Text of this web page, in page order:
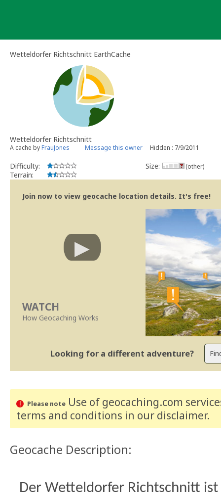
Wetteldorfer Richtschnitt EarthCache
Wetteldorfer Richtschnitt
A cache byFrauJones Message this owner Hidden : 7/9/2011
Difficulty:
Terrain:
Size: (other)
Join now to view geocache location details. It's free!
WATCH
How Geocaching Works
Looking for a different adventure?
Please noteUse of geocaching.com
terms and conditions in our disclaimer.
Geocache Description:
Der Wetteldorfer Richtschnitt ist